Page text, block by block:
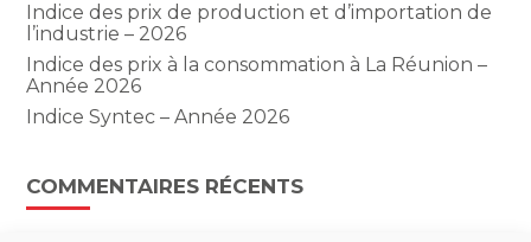
Indice des prix de production et d’importation de
l’industrie – 2026
Indice des prix à la consommation à La Réunion –
Année 2026
Indice Syntec – Année 2026
COMMENTAIRES RÉCENTS